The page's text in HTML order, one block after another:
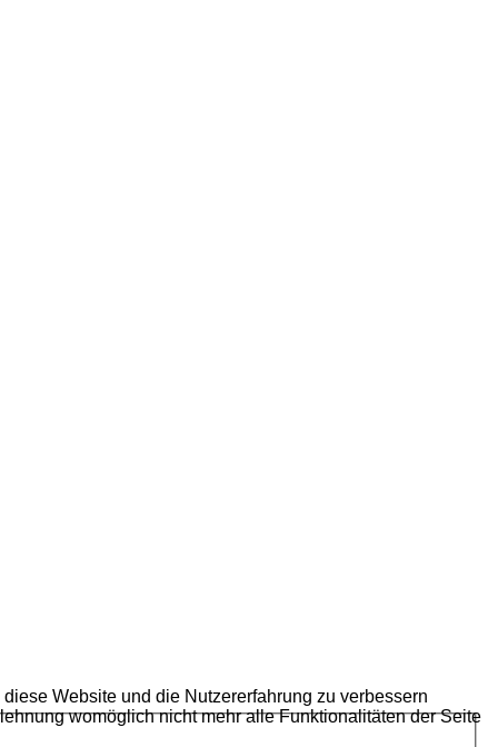
Website und die Nutzererfahrung zu verbessern
womöglich nicht mehr alle Funktionalitäten der Seite